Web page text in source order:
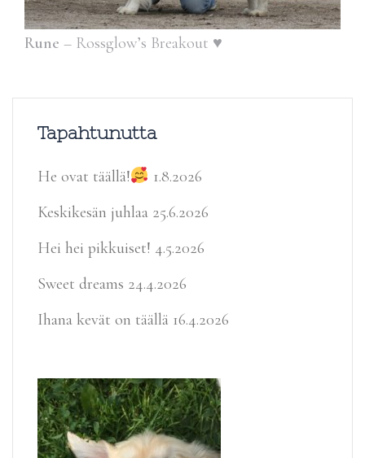
Rune – Rossglow’s Breakout ♥
Tapahtunutta
He ovat täällä!
1.8.2026
Keskikesän juhlaa 25.6.2026
Hei hei pikkuiset! 4.5.2026
Sweet dreams 24.4.2026
Ihana kevät on täällä 16.4.2026